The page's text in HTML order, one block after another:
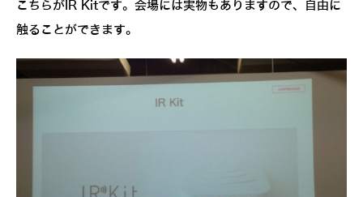
こちらがIR Kitです。会場には実物もありますので、自由に
触ることができます。